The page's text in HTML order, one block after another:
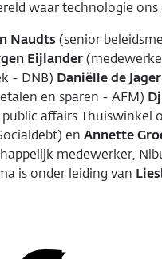
waar technologie ons
Naudts (senior
Eijlander
- DNB) Daniëlle de Jager
en sparen - AFM)
public affairs
en Annette
medewerker,
is onder leiding van